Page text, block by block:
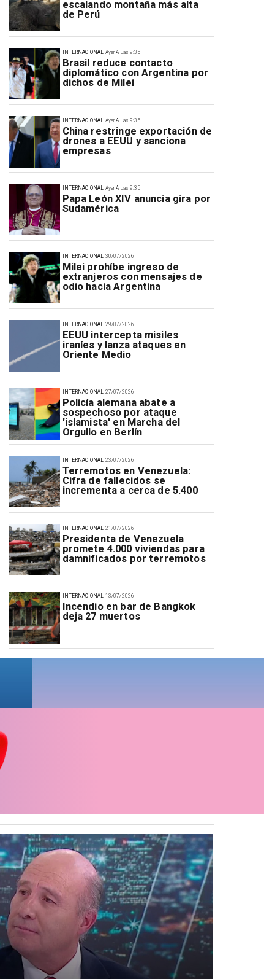
escalando montaña más alta
de Perú
Ayer A Las 9:35
Brasil reduce contacto
diplomático con Argentina por
dichos de Milei
INTERNACIONAL
Ayer A Las 9:35
China restringe exportación de
drones a EEUU y sanciona
empresas
INTERNACIONAL
Ayer A Las 9:35
Papa León XIV anuncia gira por
Sudamérica
INTERNACIONAL
30/07/2026
Milei prohíbe ingreso de
extranjeros con mensajes de
odio hacia Argentina
INTERNACIONAL
29/07/2026
EEUU intercepta misiles
iraníes y lanza ataques en
Oriente Medio
INTERNACIONAL
27/07/2026
Policía alemana abate a
sospechoso por ataque
'islamista' en Marcha del
Orgullo en Berlín
INTERNACIONAL
23/07/2026
Terremotos en Venezuela:
Cifra de fallecidos se
incrementa a cerca de 5.400
INTERNACIONAL
21/07/2026
Presidenta de Venezuela
promete 4.000 viviendas para
damnificados por terremotos
INTERNACIONAL
13/07/2026
Incendio en bar de Bangkok
deja 27 muertos
INTERNACIONAL